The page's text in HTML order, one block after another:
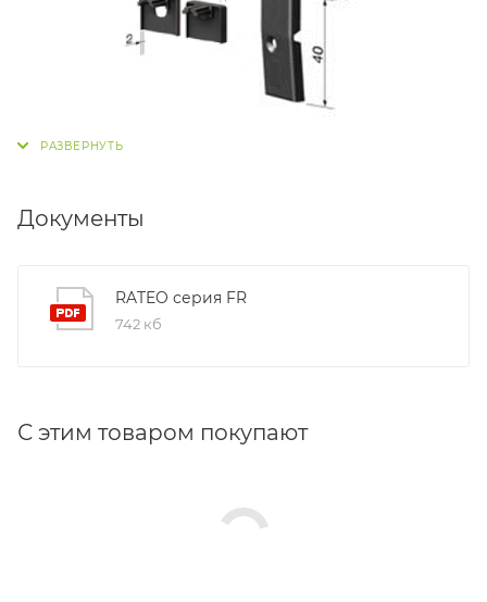
Документы
RATEO серия FR
742 кб
С этим товаром покупают